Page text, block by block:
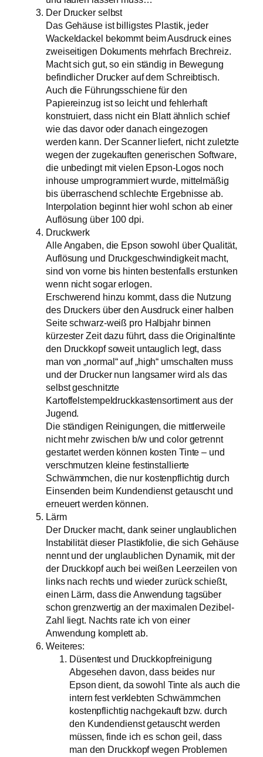
Der Drucker selbst
Das Gehäuse ist billigstes Plastik, jeder
Wackeldackel bekommt beim Ausdruck eines
zweiseitigen Dokuments mehrfach Brechreiz.
Macht sich gut, so ein ständig in Bewegung
befindlicher Drucker auf dem Schreibtisch.
Auch die Führungsschiene für den
Papiereinzug ist so leicht und fehlerhaft
konstruiert, dass nicht ein Blatt ähnlich schief
wie das davor oder danach eingezogen
werden kann. Der Scanner liefert, nicht zuletzte
wegen der zugekauften generischen Software,
die unbedingt mit vielen Epson-Logos noch
inhouse umprogrammiert wurde, mittelmäßig
bis überraschend schlechte Ergebnisse ab.
Interpolation beginnt hier wohl schon ab einer
Auflösung über 100 dpi.
Druckwerk
Alle Angaben, die Epson sowohl über Qualität,
Auflösung und Druckgeschwindigkeit macht,
sind von vorne bis hinten bestenfalls erstunken
wenn nicht sogar erlogen.
Erschwerend hinzu kommt, dass die Nutzung
des Druckers über den Ausdruck einer halben
Seite schwarz-weiß pro Halbjahr binnen
kürzester Zeit dazu führt, dass die Originaltinte
den Druckkopf soweit untauglich legt, dass
man von „normal“ auf „high“ umschalten muss
und der Drucker nun langsamer wird als das
selbst geschnitzte
Kartoffelstempeldruckkastensortiment aus der
Jugend.
Die ständigen Reinigungen, die mittlerweile
nicht mehr zwischen b/w und color getrennt
gestartet werden können kosten Tinte – und
verschmutzen kleine festinstallierte
Schwämmchen, die nur kostenpflichtig durch
Einsenden beim Kundendienst getauscht und
erneuert werden können.
Lärm
Der Drucker macht, dank seiner unglaublichen
Instabilität dieser Plastikfolie, die sich Gehäuse
nennt und der unglaublichen Dynamik, mit der
der Druckkopf auch bei weißen Leerzeilen von
links nach rechts und wieder zurück schießt,
einen Lärm, dass die Anwendung tagsüber
schon grenzwertig an der maximalen Dezibel-
Zahl liegt. Nachts rate ich von einer
Anwendung komplett ab.
Weiteres:
Düsentest und Druckkopfreinigung
Abgesehen davon, dass beides nur
Epson dient, da sowohl Tinte als auch die
intern fest verklebten Schwämmchen
kostenpflichtig nachgekauft bzw. durch
den Kundendienst getauscht werden
müssen, finde ich es schon geil, dass
man den Druckkopf wegen Problemen